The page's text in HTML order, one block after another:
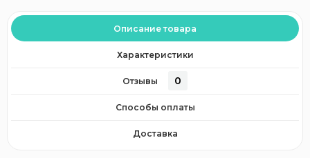
Описание товара
Характеристики
Отзывы 0
Способы оплаты
Доставка